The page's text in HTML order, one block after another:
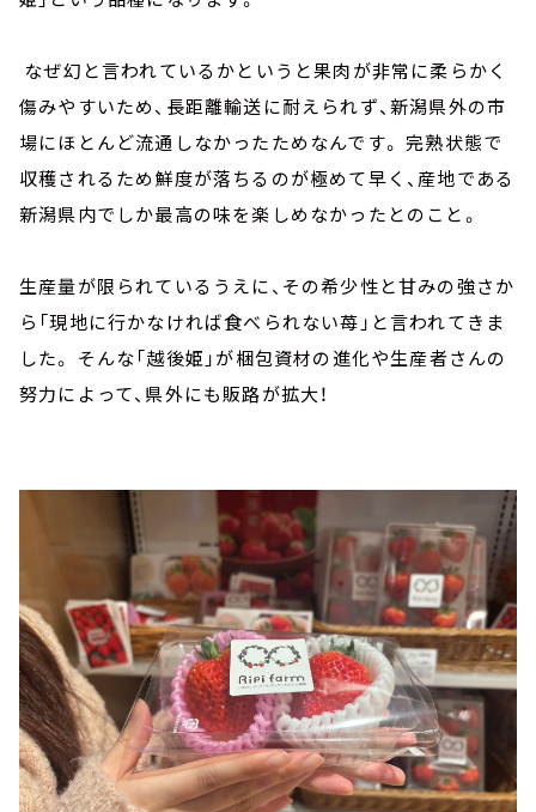
なぜ幻と言われているかというと果肉が非常に柔らかく
傷みやすいため、長距離輸送に耐えられず、新潟県外の市
場にほとんど流通しなかったためなんです。 完熟状態で
収穫されるため鮮度が落ちるのが極めて早く、産地である
新潟県内でしか最高の味を楽しめなかったとのこと。
生産量が限られているうえに、その希少性と甘みの強さか
ら「現地に行かなければ食べられない苺」と言われてきま
した。 そんな「越後姫」が梱包資材の進化や生産者さんの
努力によって、県外にも販路が拡大！